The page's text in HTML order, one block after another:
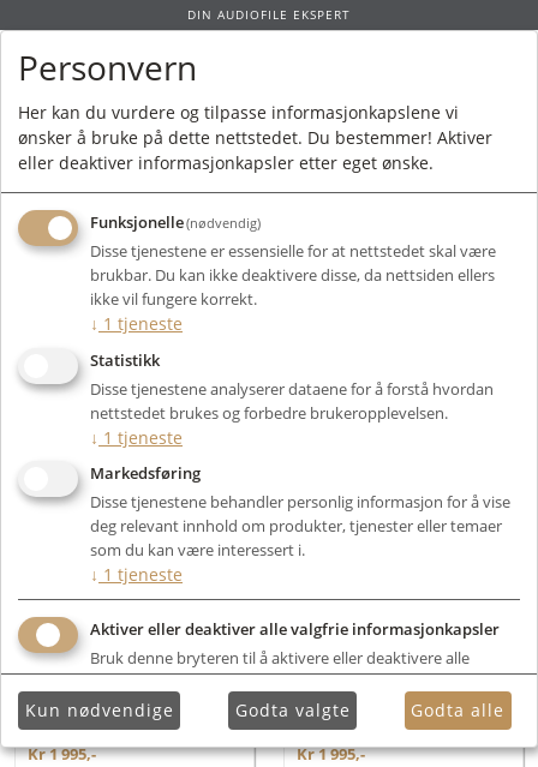
DIN AUDIOFILE EKSPERT
Forside / Merkevarer/ JL Audio
Filter
Viser 23 produkter
JL Audio CAL-MIC1
Kr 1 995,-
JL Audio CAL-MIC-EXT
Kr 1 995,-
Personvern
Her kan du vurdere og tilpasse informasjonkapslene vi
ønsker å bruke på dette nettstedet. Du bestemmer! Aktiver
eller deaktiver informasjonkapsler etter eget ønske.
Funksjonelle(nødvendig)
Disse tjenestene er essensielle for at nettstedet skal være
brukbar. Du kan ikke deaktivere disse, da nettsiden ellers
ikke vil fungere korrekt.
↓ 1 tjeneste
Statistikk
Disse tjenestene analyserer dataene for å forstå hvordan
nettstedet brukes og forbedre brukeropplevelsen.
↓ 1 tjeneste
Markedsføring
Disse tjenestene behandler personlig informasjon for å vise
deg relevant innhold om produkter, tjenester eller temaer
som du kan være interessert i.
↓ 1 tjeneste
Aktiver eller deaktiver alle valgfrie informasjonkapsler
Bruk denne bryteren til å aktivere eller deaktivere alle
Kun nødvendige Godta valgte Godta alle